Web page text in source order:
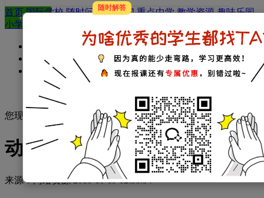
搜索
首页国际学校 随时问 随时解答
小学新闻 重点中学 教学资源 趣味乐园
小学试题
一年级 二年级 三年级 四年级 五年级 六年级
学科：
小学数学 小学语文 小学英语 小学作文 小学日记
家庭教育：
教育新闻 学习方法 暑假生活 父母必读
您现在的位置： >小学生日记>动物日记> 正文写
动物的日记500字以
来源：网络资源 2018-10-19 12:38:54